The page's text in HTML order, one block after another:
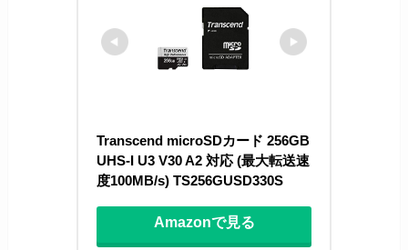
Transcend microSDカード 256GB
UHS-I U3 V30 A2 対応 (最大転送速
度100MB/s) TS256GUSD330S
Amazonで見る